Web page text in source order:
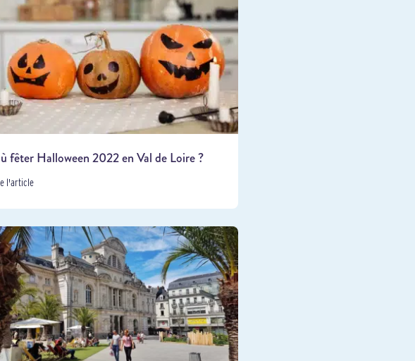
fêter Halloween 2022 en Val de Loire ?
l'article